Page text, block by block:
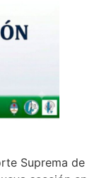
Suprema de